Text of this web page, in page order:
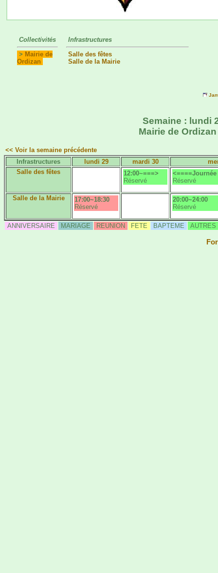
Collectivités
> Mairie de
Ordizan
Infrastructures
Salle des fêtes
Salle de la Mairie
Semaine : lundi
Mairie de
<< Voir la semaine précédente
Infrastructures
lundi 29 mardi 30
Salle des fêtes
12:00~===>
Réservé
Réservé
Salle de la Mairie
17:00~18:30
Réservé
20:00~24:00
Réservé
ANNIVERSAIRE MARIAGE REUNION FETE BAPTEME AUTRES